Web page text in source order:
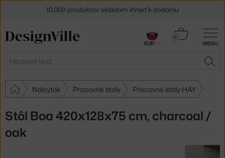
MENU
Hľadať
0
Košík
Nábytok Pracovné stoly Pracovné stoly HAY
Stôl Boa 420x128x75 cm, charcoal /
oak
10.000 produktov skladom ihneď k dodaniu
5 % zľava pre odberateľov
EUR